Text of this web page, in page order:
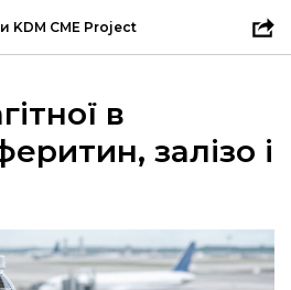
KDM CME Project
в
залізо і